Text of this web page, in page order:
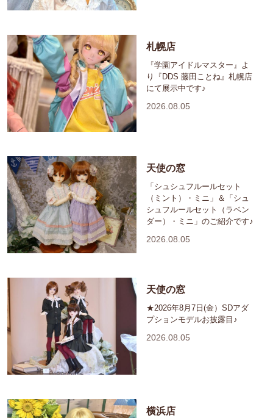
札幌店
『学園アイドルマスター』よ
り『DDS 藤田ことね』札幌店
にて展示中です♪
2026.08.05
天使の窓
「シュシュフルールセット
（ミント）・ミニ」＆「シュ
シュフルールセット（ラベン
ダー）・ミニ」のご紹介です♪
2026.08.05
天使の窓
★2026年8月7日(金）SDアダ
プションモデルお披露目♪
2026.08.05
横浜店